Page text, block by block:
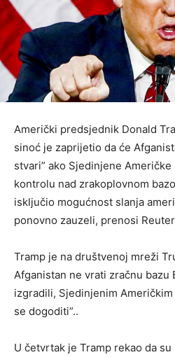
Američki predsjednik Donald
sinoć je zaprijetio da će
stvari” ako Sjedinjene
kontrolu nad zrakoplovnom
isključio mogućnost slanja
ponovno zauzeli, prenosi
Tramp je na društvenoj mreži
Afganistan ne vrati zračnu bazu
izgradili, Sjedinjenim
se dogoditi”..
U četvrtak je Tramp rekao da